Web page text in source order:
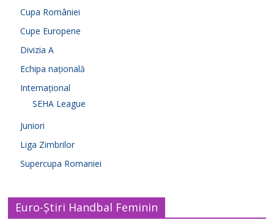
Cupa României
Cupe Europene
Divizia A
Echipa națională
Internațional
SEHA League
Juniori
Liga Zimbrilor
Supercupa Romaniei
Euro-Știri Handbal Feminin